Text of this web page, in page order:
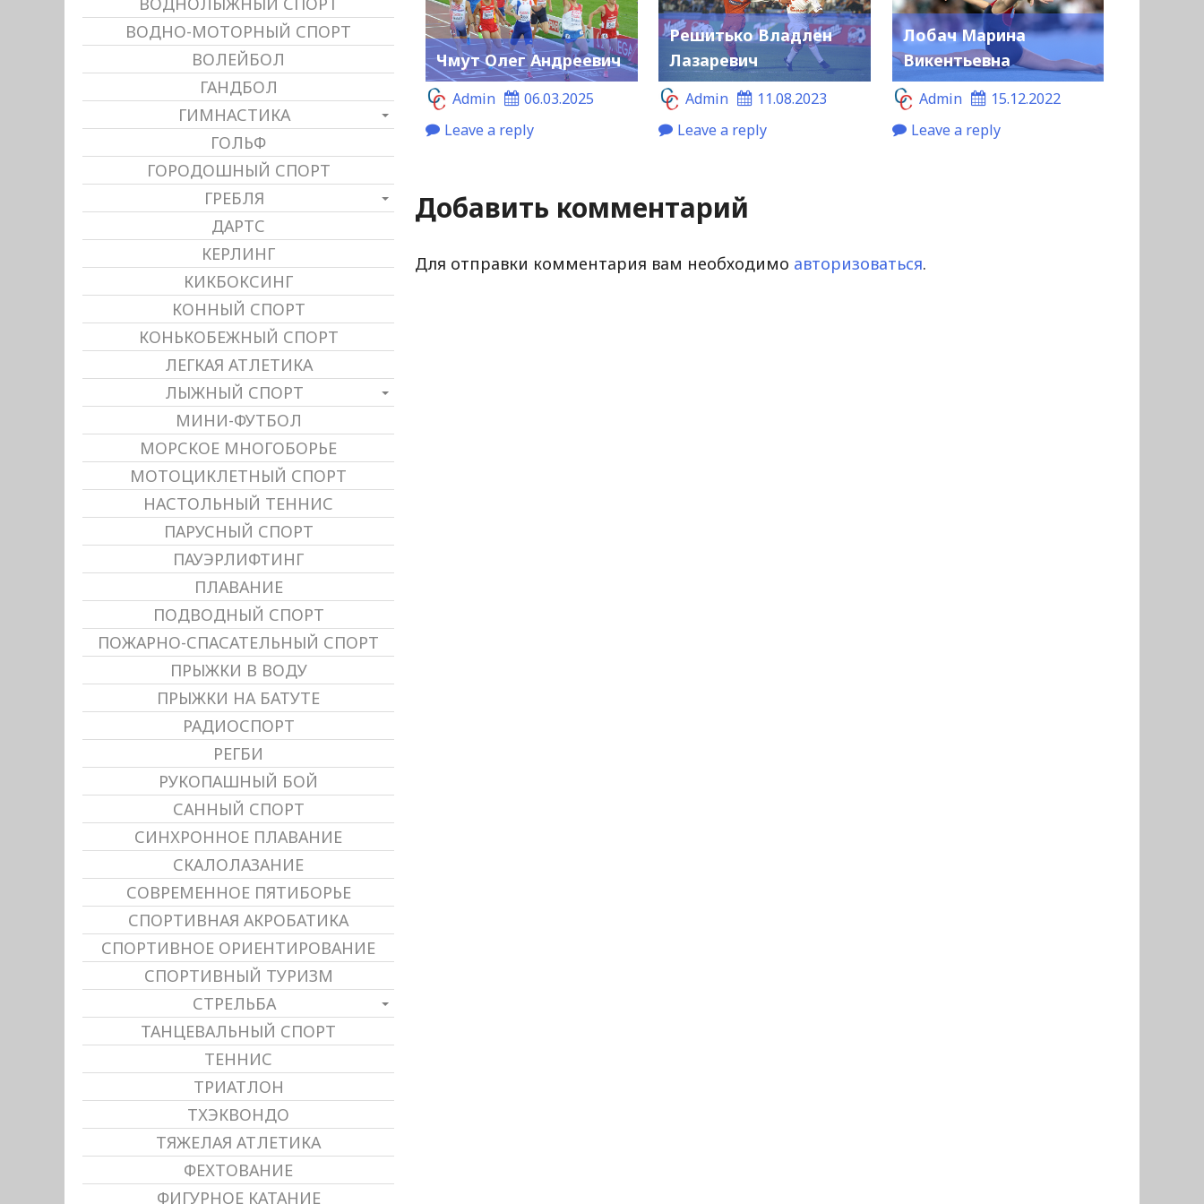
Чмут Олег Андреевич
Admin
06.03.2025
Leave a reply
Решитько Владлен
Лазаревич
Admin
11.08.2023
Leave a reply
Лобач Марина
Викентьевна
Admin
15.12.2022
Leave a reply
Добавить комментарий
Для отправки комментария вам необходимо авторизоваться.
ВОДНО-МОТОРНЫЙ СПОРТ
ВОЛЕЙБОЛ
ГАНДБОЛ
ГИМНАСТИКА
ГОЛЬФ
ГОРОДОШНЫЙ СПОРТ
ГРЕБЛЯ
ДАРТС
КЕРЛИНГ
КИКБОКСИНГ
КОННЫЙ СПОРТ
КОНЬКОБЕЖНЫЙ СПОРТ
ЛЕГКАЯ АТЛЕТИКА
ЛЫЖНЫЙ СПОРТ
МИНИ-ФУТБОЛ
МОРСКОЕ МНОГОБОРЬЕ
МОТОЦИКЛЕТНЫЙ СПОРТ
НАСТОЛЬНЫЙ ТЕННИС
ПАРУСНЫЙ СПОРТ
ПАУЭРЛИФТИНГ
ПЛАВАНИЕ
ПОДВОДНЫЙ СПОРТ
ПОЖАРНО-СПАСАТЕЛЬНЫЙ СПОРТ
ПРЫЖКИ В ВОДУ
ПРЫЖКИ НА БАТУТЕ
РАДИОСПОРТ
РЕГБИ
РУКОПАШНЫЙ БОЙ
САННЫЙ СПОРТ
СИНХРОННОЕ ПЛАВАНИЕ
СКАЛОЛАЗАНИЕ
СОВРЕМЕННОЕ ПЯТИБОРЬЕ
СПОРТИВНАЯ АКРОБАТИКА
СПОРТИВНОЕ ОРИЕНТИРОВАНИЕ
СПОРТИВНЫЙ ТУРИЗМ
СТРЕЛЬБА
ТАНЦЕВАЛЬНЫЙ СПОРТ
ТЕННИС
ТРИАТЛОН
ТХЭКВОНДО
ТЯЖЕЛАЯ АТЛЕТИКА
ФЕХТОВАНИЕ
ФИГУРНОЕ КАТАНИЕ